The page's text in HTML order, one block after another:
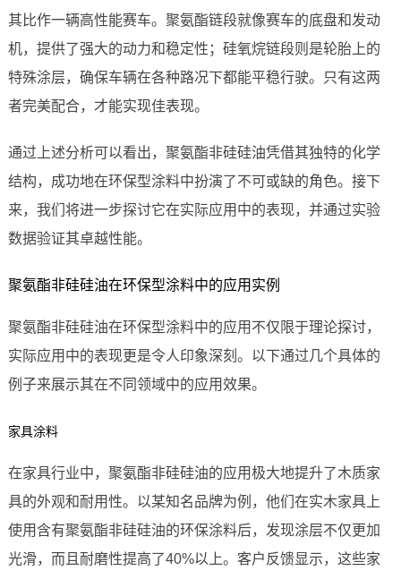
其比作一辆高性能赛车。聚氨酯链段就像赛车的底盘和发动
机，提供了强大的动力和稳定性；硅氧烷链段则是轮胎上的
特殊涂层，确保车辆在各种路况下都能平稳行驶。只有这两
者完美配合，才能实现佳表现。
通过上述分析可以看出，聚氨酯非硅硅油凭借其独特的化学
结构，成功地在环保型涂料中扮演了不可或缺的角色。接下
来，我们将进一步探讨它在实际应用中的表现，并通过实验
数据验证其卓越性能。
聚氨酯非硅硅油在环保型涂料中的应用实例
聚氨酯非硅硅油在环保型涂料中的应用不仅限于理论探讨，
实际应用中的表现更是令人印象深刻。以下通过几个具体的
例子来展示其在不同领域中的应用效果。
家具涂料
在家具行业中，聚氨酯非硅硅油的应用极大地提升了木质家
具的外观和耐用性。以某知名品牌为例，他们在实木家具上
使用含有聚氨酯非硅硅油的环保涂料后，发现涂层不仅更加
光滑，而且耐磨性提高了40%以上。客户反馈显示，这些家